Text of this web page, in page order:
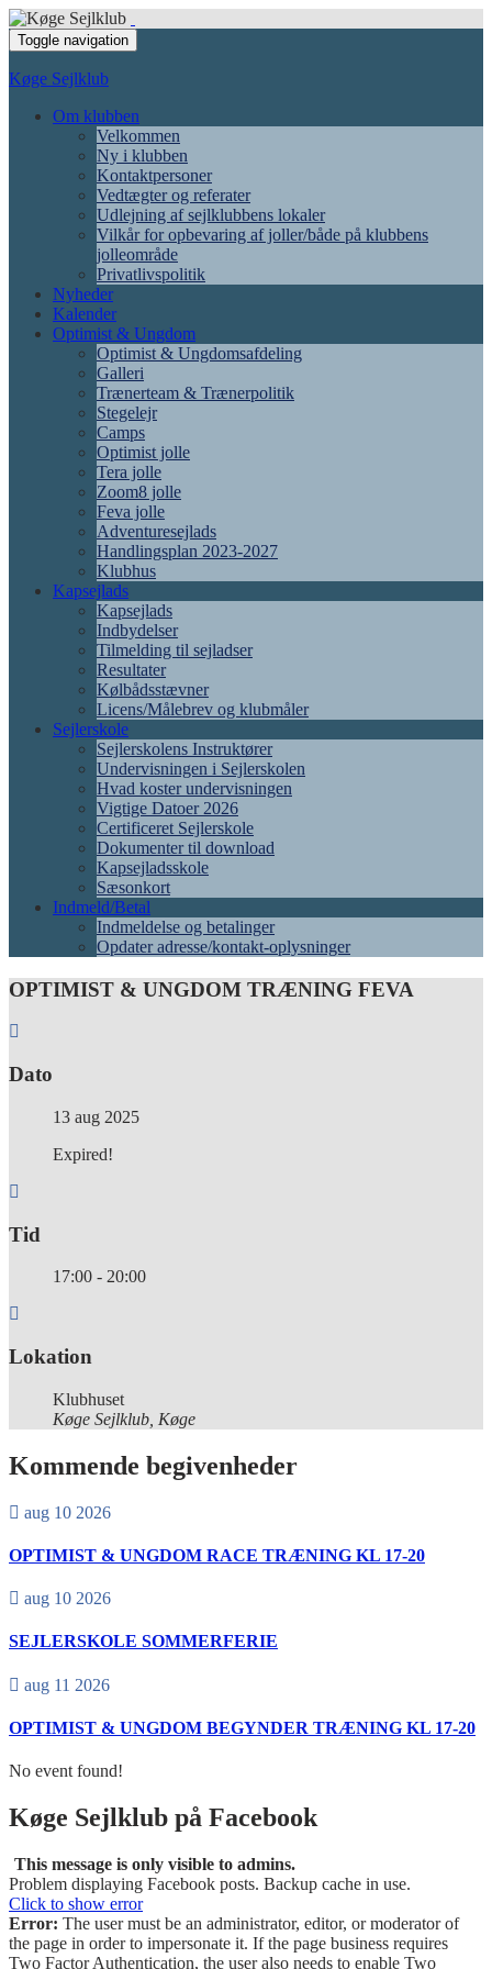
Toggle navigation
Køge Sejlklub
Om klubben
Velkommen
Ny i klubben
Kontaktpersoner
Vedtægter og referater
Udlejning af sejlklubbens lokaler
Vilkår for opbevaring af joller/både på klubbens
jolleområde
Privatlivspolitik
Nyheder
Kalender
Optimist & Ungdom
Optimist & Ungdomsafdeling
Galleri
Trænerteam & Trænerpolitik
Stegelejr
Camps
Optimist jolle
Tera jolle
Zoom8 jolle
Feva jolle
Adventuresejlads
Handlingsplan 2023-2027
Klubhus
Kapsejlads
Kapsejlads
Indbydelser
Tilmelding til sejladser
Resultater
Kølbådsstævner
Licens/Målebrev og klubmåler
Sejlerskole
Sejlerskolens Instruktører
Undervisningen i Sejlerskolen
Hvad koster undervisningen
Vigtige Datoer 2026
Certificeret Sejlerskole
Dokumenter til download
Kapsejladsskole
Sæsonkort
Indmeld/Betal
Indmeldelse og betalinger
Opdater adresse/kontakt-oplysninger
OPTIMIST & UNGDOM TRÆNING FEVA
Dato
13 aug 2025
Expired!
Tid
17:00 - 20:00
Lokation
Klubhuset
Køge Sejlklub, Køge
Kommende begivenheder
aug 10 2026
OPTIMIST & UNGDOM RACE TRÆNING KL 17-20
aug 10 2026
SEJLERSKOLE SOMMERFERIE
aug 11 2026
OPTIMIST & UNGDOM BEGYNDER TRÆNING KL 17-20
No event found!
Køge Sejlklub på Facebook
This message is only visible to admins.
Problem displaying Facebook posts. Backup cache in use.
Click to show error
Error: The user must be an administrator, editor, or moderator of
the page in order to impersonate it. If the page business requires
Two Factor Authentication, the user also needs to enable Two